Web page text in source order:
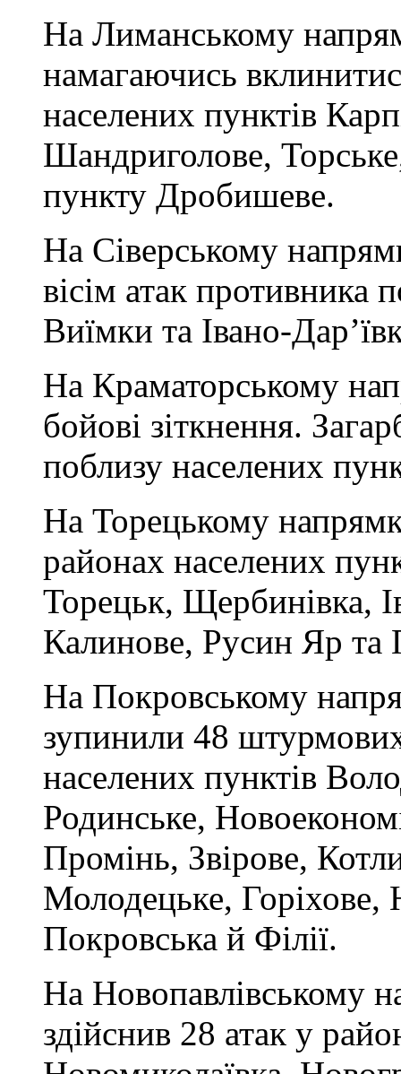
На Лиманському
намагаючись
населених пунктів
Шандриголове,
пункту Дробишеве.
На Сіверському
вісім атак
Виїмки та Івано-
На Краматорському
бойові зіткнення.
поблизу населених
На Торецькому
районах населених
Торецьк, Щербинівка,
Калинове, Русин Яр та
На Покровському
зупинили 48
населених пунктів
Родинське,
Промінь, Звірове,
Молодецьке, Горіхове,
Покровська й Філії.
На Новопавлівському
здійснив 28 атак у